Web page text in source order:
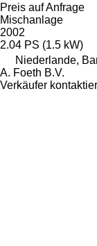
Preis auf Anfrage
Mischanlage
2002
2.04 PS (1.5 kW)
Niederlande,
A. Foeth B.V.
Verkäufer